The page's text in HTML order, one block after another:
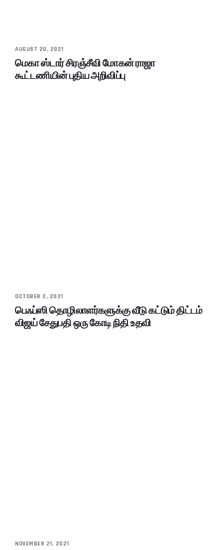
AUGUST 20, 2021
மெகா ஸ்டார் சிரஞ்சீவி மோகன் ராஜா
கூட்டணியின் புதிய அறிவிப்பு
OCTOBER 2, 2021
பெஃப்ஸி தொழிலாளர்களுக்கு வீடு கட்டும் திட்டம்
விஜய் சேதுபதி ஒரு கோடி நிதி உதவி
NOVEMBER 21, 2021